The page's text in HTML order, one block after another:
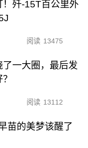
！歼-15T百公里外
阅读 13475
了一大圈，最后发
阅读 13112
苗的美梦该醒了